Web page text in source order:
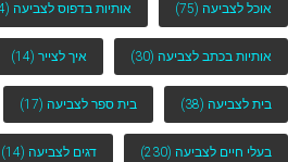
אוכל לצביעה (75) אותיות בדפוס לצביעה (24)
אותיות בכתב לצביעה (30) איך לצייר (14)
בית לצביעה (38) בית ספר לצביעה (17)
בעלי חיים לצביעה (230) דגים לצביעה (14)